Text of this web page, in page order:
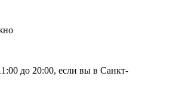
до 20:00, если вы в Санкт-